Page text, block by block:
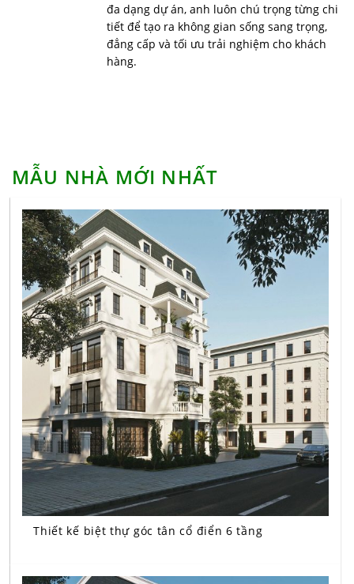
Sofia Việt gợi ý thiết kế nội thất chung cư Vinhomes
Gardenia tiết kiệm chi phí và thời gian
Sol Forest Ecopark có gì khiến bao người phải mơ
Kinh nghiệm thiết kế giàn hoa trước nhà đẹp, ấn
đa dạng dự án, anh luôn chú trọng từng chi
tiết để tạo ra không gian sống sang trọng,
đẳng cấp và tối ưu trải nghiệm cho khách
hàng.
MẪU NHÀ MỚI NHẤT
Thiết kế biệt thự góc tân cổ điển 6 tầng